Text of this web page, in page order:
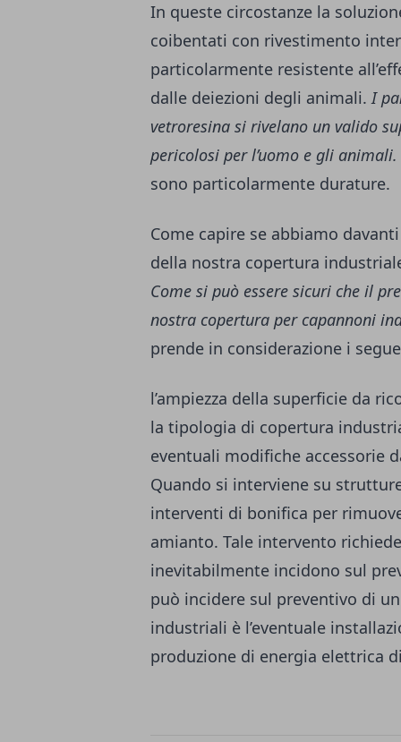
In queste circostanze la
coibentati con rivestimento
particolarmente resistente
dalle deiezioni degli animali.I
vetroresina si rivelano un valido
pericolosi per l’uomo e gli animali.
sono particolarmente durature.
Come capire se abbiamo
della nostra copertura
Come si può essere sicuri che il
nostra copertura per capannoni
prende in considerazione i
l’ampiezza della superficie da
la tipologia di copertura
eventuali modifiche accessorie
Quando si interviene su
interventi di bonifica per
amianto. Tale intervento
inevitabilmente incidono sul
può incidere sul preventivo di
industriali è l’eventuale
produzione di energia elettrica